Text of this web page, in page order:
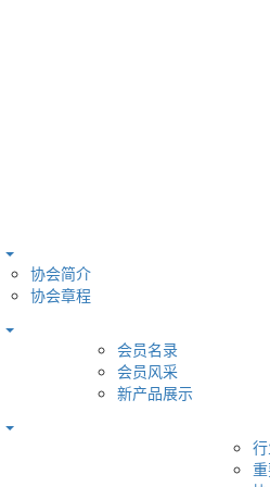
协会简介
协会章程
会员名录
会员风采
新产品展示